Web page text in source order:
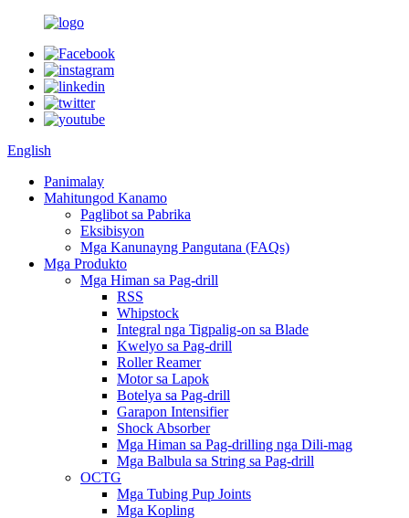
English
Panimalay
Mahitungod Kanamo
Paglibot sa Pabrika
Eksibisyon
Mga Kanunayng Pangutana (FAQs)
Mga Produkto
Mga Himan sa Pag-drill
RSS
Whipstock
Integral nga Tigpalig-on sa Blade
Kwelyo sa Pag-drill
Roller Reamer
Motor sa Lapok
Botelya sa Pag-drill
Garapon Intensifier
Shock Absorber
Mga Himan sa Pag-drilling nga Dili-mag
Mga Balbula sa String sa Pag-drill
OCTG
Mga Tubing Pup Joints
Mga Kopling